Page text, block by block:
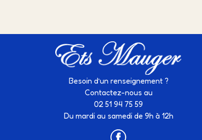
Besoin d’un renseignement ?
Contactez-nous au
02 51 94 75 59
Du mardi au samedi de 9h à 12h